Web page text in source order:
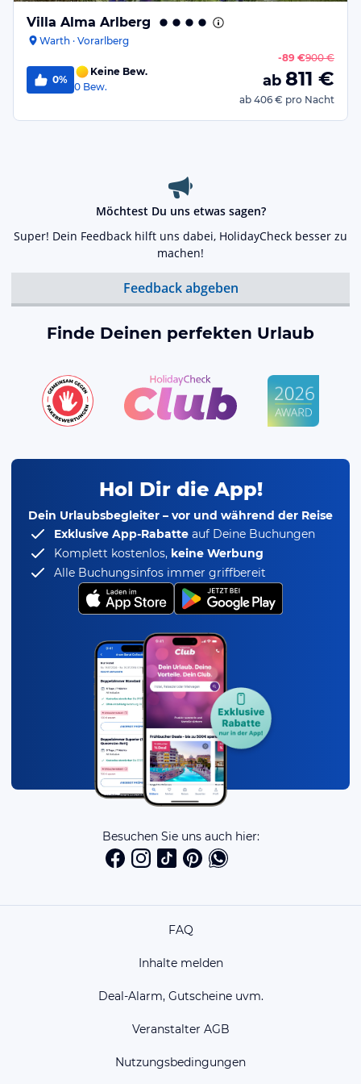
Villa Alma Arlberg
Warth · Vorarlberg
0%
Keine Bew.
0 Bew.
-89 €900 €
ab 811 €
ab 406 € pro Nacht
Möchtest Du uns etwas sagen?
Super! Dein Feedback hilft uns dabei, HolidayCheck besser zu
machen!
Feedback abgeben
Finde Deinen perfekten Urlaub
Hol Dir die App!
Dein Urlaubsbegleiter – vor und während der Reise
Exklusive App-Rabatte auf Deine Buchungen
Komplett kostenlos, keine Werbung
Alle Buchungsinfos immer griffbereit
Besuchen Sie uns auch hier:
FAQ
Inhalte melden
Deal-Alarm, Gutscheine uvm.
Veranstalter AGB
Nutzungsbedingungen